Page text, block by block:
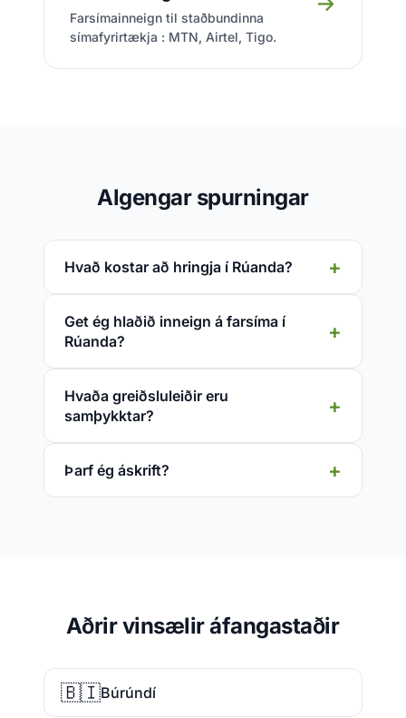
Farsímainneign til staðbundinna
símafyrirtækja : MTN, Airtel, Tigo.
Algengar spurningar
Hvað kostar að hringja í Rúanda?
Get ég hlaðið inneign á farsíma í
Rúanda?
Hvaða greiðsluleiðir eru
samþykktar?
Þarf ég áskrift?
Aðrir vinsælir áfangastaðir
🇧🇮Búrúndí